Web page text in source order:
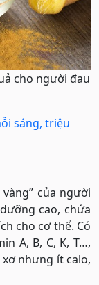
cho người đau
sáng, triệu
của người
cao, chứa
cho cơ thể. Có
A, B, C, K, T…,
nhưng ít calo,